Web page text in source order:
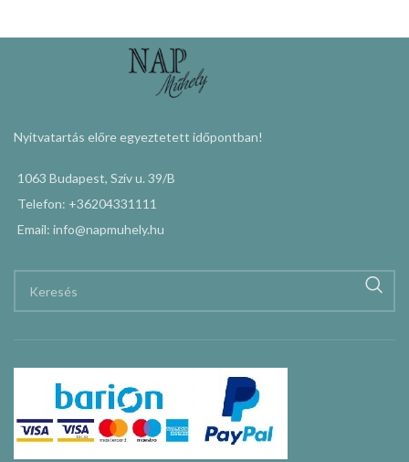
Nyitvatartás előre egyeztetett időpontban!
1063 Budapest, Szív u. 39/B
Telefon: +36204331111
Email: info@napmuhely.hu